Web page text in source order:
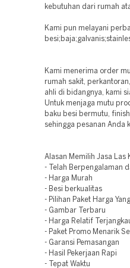
kebutuhan dari rumah
Kami pun melayani
Kami menerima order
rumah sakit,
ahli di bidangnya, kami
Untuk menjaga mutu
baku besi bermutu,
sehingga pesanan Anda
Alasan Memilih Jasa Las
- Telah Berpengalaman
- Harga Murah
- Besi berkualitas
- Pilihan Paket Harga
- Gambar Terbaru
- Harga Relatif
- Paket Promo Menarik
- Garansi Pemasangan
- Hasil Pekerjaan Rapi
- Tepat Waktu